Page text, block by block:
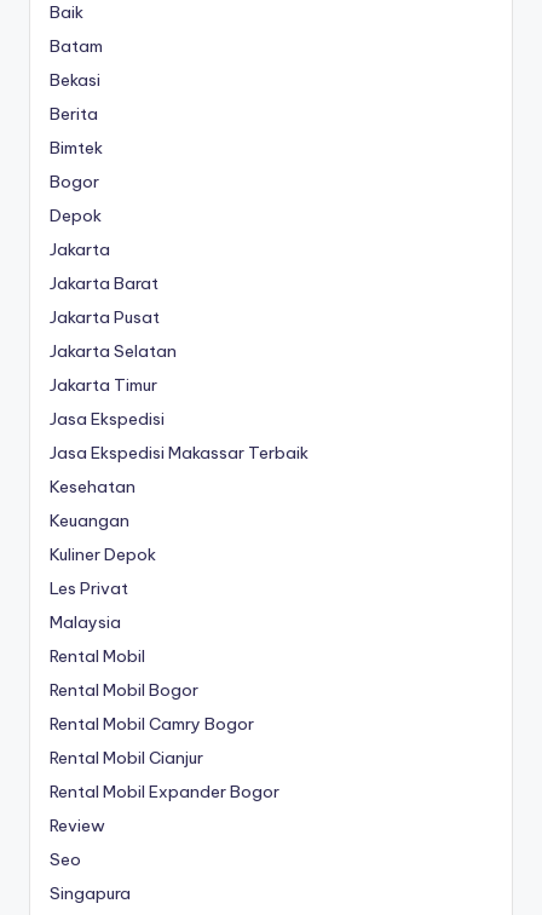
Baik
Batam
Bekasi
Berita
Bimtek
Bogor
Depok
Jakarta
Jakarta Barat
Jakarta Pusat
Jakarta Selatan
Jakarta Timur
Jasa Ekspedisi
Jasa Ekspedisi Makassar Terbaik
Kesehatan
Keuangan
Kuliner Depok
Les Privat
Malaysia
Rental Mobil
Rental Mobil Bogor
Rental Mobil Camry Bogor
Rental Mobil Cianjur
Rental Mobil Expander Bogor
Review
Seo
Singapura